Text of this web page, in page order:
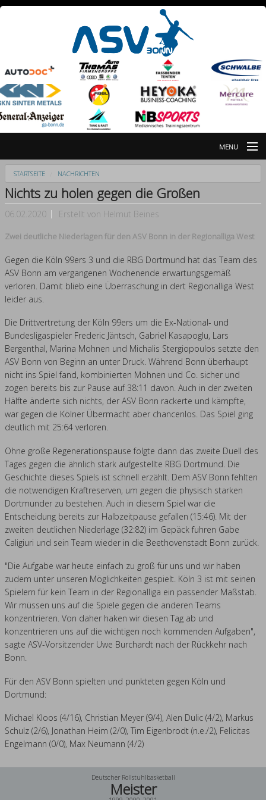
MENU
Nachrichten
Galerie
Verein
STARTSEITE NACHRICHTEN
Nichts zu holen gegen die Großen
06.02.2020 Erstellt von Helmut Beines
Zwei deutliche Niederlagen für den ASV Bonn in der Regionalliga West
Gegen die Köln 99ers 3 und die RBG Dortmund hat das Team des
ASV Bonn am vergangenen Wochenende erwartungsgemäß
verloren. Damit blieb eine Überraschung in dert Regionalliga West
leider aus.
Die Drittvertretung der Köln 99ers um die Ex-National- und
Bundesligaspieler Frederic Jäntsch, Gabriel Kasapoglu, Lars
Bergenthal, Marina Mohnen und Michalis Stergiopoulos setzte den
ASV Bonn von Beginn an unter Druck. Während Bonn überhaupt
nicht ins Spiel fand, kombinierten Mohnen und Co. sicher und
zogen bereits bis zur Pause auf 38:11 davon. Auch in der zweiten
Hälfte änderte sich nichts, der ASV Bonn rackerte und kämpfte,
war gegen die Kölner Übermacht aber chancenlos. Das Spiel ging
deutlich mit 25:64 verloren.
Ohne große Regenerationspause folgte dann das zweite Duell des
Tages gegen die ähnlich stark aufgestellte RBG Dortmund. Die
Geschichte dieses Spiels ist schnell erzählt. Dem ASV Bonn fehlten
die notwendigen Kraftreserven, um gegen die physisch starken
Dortmunder zu bestehen. Auch in diesem Spiel war die
Entscheidung bereits zur Halbzeitpause gefallen (15:46). Mit der
zweiten deutlichen Niederlage (32:82) im Gepäck fuhren Gabe
Caligiuri und sein Team wieder in die Beethovenstadt Bonn zurück.
"Die Aufgabe war heute einfach zu groß für uns und wir haben
zudem unter unseren Möglichkeiten gespielt. Köln 3 ist mit seinen
Spielern für kein Team in der Regionalliga ein passender Maßstab.
Wir müssen uns auf die Spiele gegen die anderen Teams
konzentrieren. Von daher haken wir diesen Tag ab und
konzentrieren uns auf die wichtigen noch kommenden Aufgaben",
sagte ASV-Vorsitzender Uwe Burchardt nach der Rückkehr nach
Bonn.
Für den ASV Bonn spielten und punkteten gegen Köln und
Dortmund:
Michael Kloos (4/16), Christian Meyer (9/4), Alen Dulic (4/2), Markus
Schulz (2/6), Jonathan Heim (2/0), Tim Eigenbrodt (n.e./2), Felicitas
Engelmann (0/0), Max Neumann (4/2)
Deutscher Rollstuhlbasketball
Meister